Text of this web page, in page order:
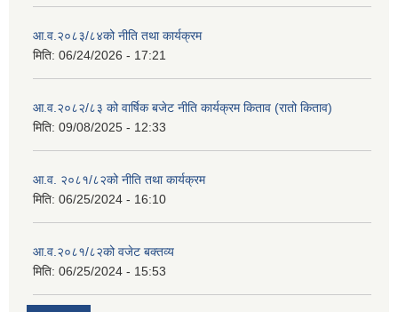
आ.व.२०८३/८४को नीति तथा कार्यक्रम
मिति: 06/24/2026 - 17:21
आ.व.२०८२/८३ को वार्षिक बजेट नीति कार्यक्रम किताव (रातो किताव)
मिति: 09/08/2025 - 12:33
आ.व. २०८१/८२को नीति तथा कार्यक्रम
मिति: 06/25/2024 - 16:10
आ.व.२०८१/८२को वजेट बक्तव्य
मिति: 06/25/2024 - 15:53